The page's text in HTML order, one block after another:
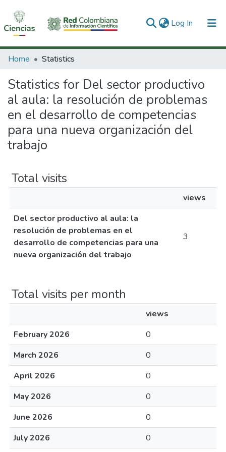
Log In (current)
Communities & Collections
All of DSpace
Home Statistics
Statistics for Del sector productivo
al aula: la resolución de problemas
en el desarrollo de competencias
para una nueva organización del
trabajo
Total visits
views
Del sector productivo al aula: la
resolución de problemas en el
desarrollo de competencias para una
nueva organización del trabajo
3
Total visits per month
views
February 2026
0
March 2026
0
April 2026
0
May 2026
0
June 2026
0
July 2026
0